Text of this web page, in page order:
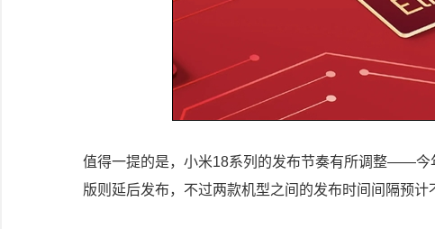
值得一提的是，小米18系列的发布节奏有所调整——今
版则延后发布，不过两款机型之间的发布时间间隔预计